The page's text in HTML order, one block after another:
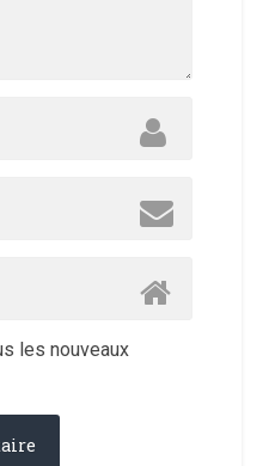
les nouveaux